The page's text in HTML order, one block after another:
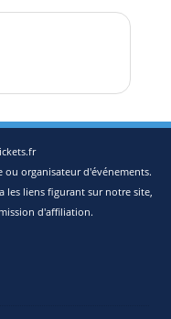
organisateur d'événements.
les liens figurant sur notre site,
d'affiliation.